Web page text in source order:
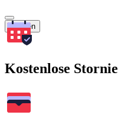
Suchen
Kostenlose